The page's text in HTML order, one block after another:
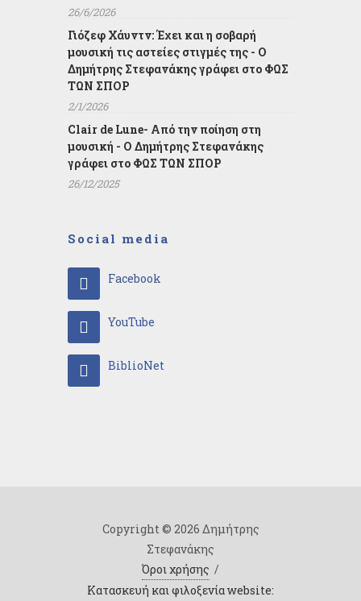
26/6/2026
Γιόζεφ Χάυντν: Έχει και η σοβαρή
μουσική τις αστείες στιγμές της - Ο
Δημήτρης Στεφανάκης γράφει στο ΦΩΣ
ΤΩΝ ΣΠΟΡ
2/1/2026
Clair de Lune- Από την ποίηση στη
μουσική - Ο Δημήτρης Στεφανάκης
γράφει στο ΦΩΣ ΤΩΝ ΣΠΟΡ
26/12/2025
Social media
Facebook
YouTube
BiblioNet
Copyright © 2026 Δημήτρης
Στεφανάκης
Όροι χρήσης /
Κατασκευή και φιλοξενία website: